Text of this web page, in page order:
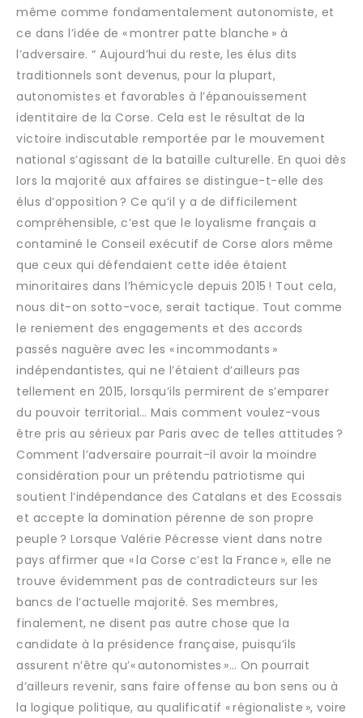
même comme fondamentalement autonomiste, et
ce dans l’idée de « montrer patte blanche » à
l’adversaire. “ Aujourd’hui du reste, les élus dits
traditionnels sont devenus, pour la plupart,
autonomistes et favorables à l’épanouissement
identitaire de la Corse. Cela est le résultat de la
victoire indiscutable remportée par le mouvement
national s’agissant de la bataille culturelle. En quoi dès
lors la majorité aux affaires se distingue-t-elle des
élus d’opposition ? Ce qu’il y a de difficilement
compréhensible, c’est que le loyalisme français a
contaminé le Conseil exécutif de Corse alors même
que ceux qui défendaient cette idée étaient
minoritaires dans l’hémicycle depuis 2015 ! Tout cela,
nous dit-on sotto-voce, serait tactique. Tout comme
le reniement des engagements et des accords
passés naguère avec les « incommodants »
indépendantistes, qui ne l’étaient d’ailleurs pas
tellement en 2015, lorsqu’ils permirent de s’emparer
du pouvoir territorial… Mais comment voulez-vous
être pris au sérieux par Paris avec de telles attitudes ?
Comment l’adversaire pourrait-il avoir la moindre
considération pour un prétendu patriotisme qui
soutient l’indépendance des Catalans et des Ecossais
et accepte la domination pérenne de son propre
peuple ? Lorsque Valérie Pécresse vient dans notre
pays affirmer que « la Corse c’est la France », elle ne
trouve évidemment pas de contradicteurs sur les
bancs de l’actuelle majorité. Ses membres,
finalement, ne disent pas autre chose que la
candidate à la présidence française, puisqu’ils
assurent n’être qu’« autonomistes »… On pourrait
d’ailleurs revenir, sans faire offense au bon sens ou à
la logique politique, au qualificatif « régionaliste », voire